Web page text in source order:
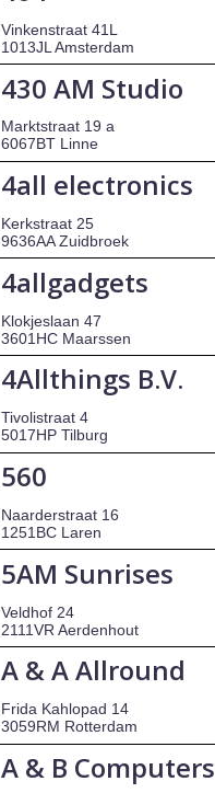
Vinkenstraat 41L
1013JL Amsterdam
430 AM Studio
Marktstraat 19 a
6067BT Linne
4all electronics
Kerkstraat 25
9636AA Zuidbroek
4allgadgets
Klokjeslaan 47
3601HC Maarssen
4Allthings B.V.
Tivolistraat 4
5017HP Tilburg
560
Naarderstraat 16
1251BC Laren
5AM Sunrises
Veldhof 24
2111VR Aerdenhout
A & A Allround
Frida Kahlopad 14
3059RM Rotterdam
A & B Computers